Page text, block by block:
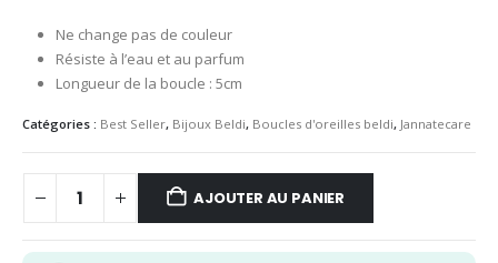
Ne change pas de couleur
Résiste à l’eau et au parfum
Longueur de la boucle : 5cm
Catégories : Best Seller, Bijoux Beldi, Boucles d'oreilles beldi, Jannatecare
AJOUTER AU PANIER